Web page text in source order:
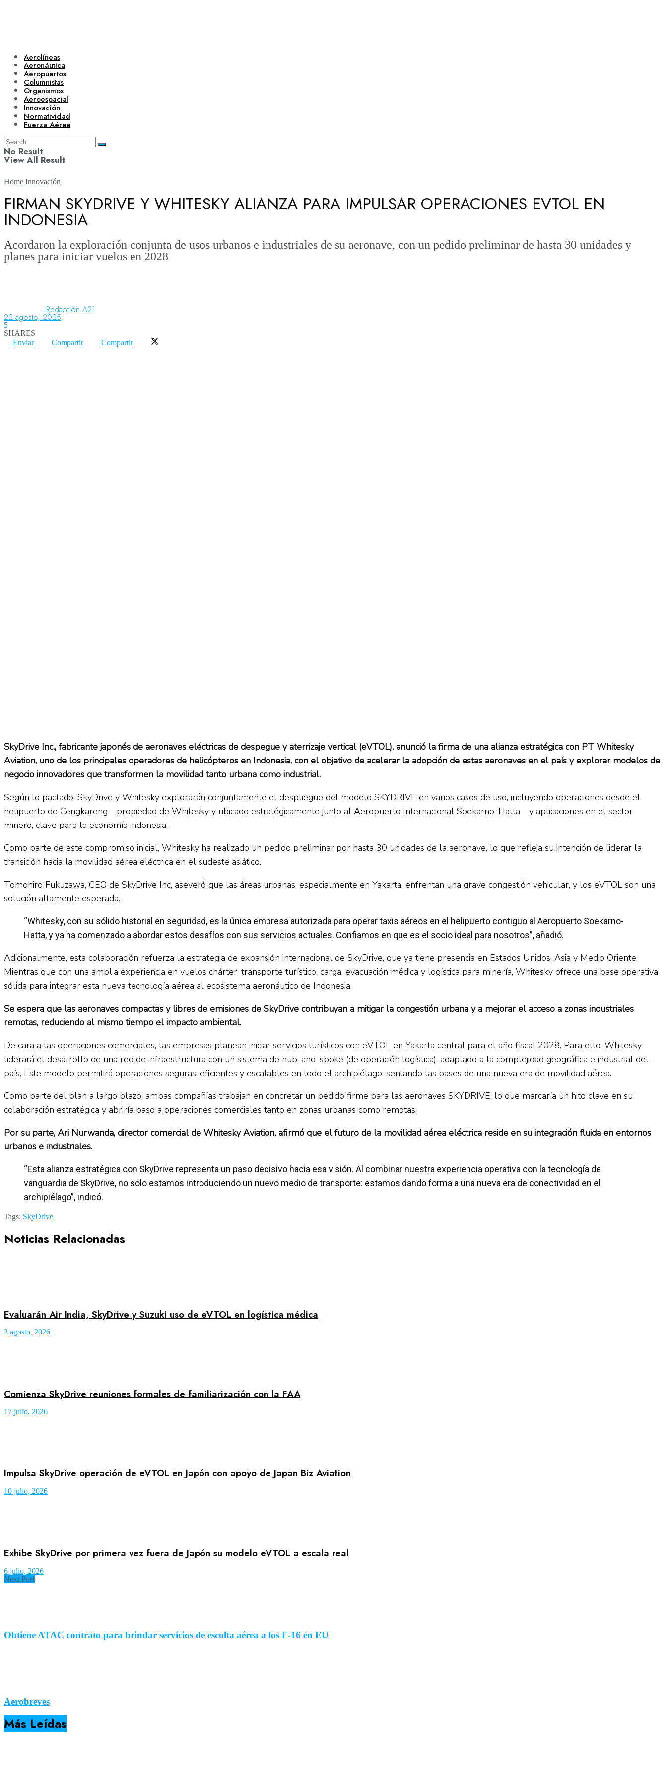
Aerolíneas
Aeronáutica
Aeropuertos
Columnistas
Organismos
Aeroespacial
Innovación
Normatividad
Fuerza Aérea
No Result
View All Result
Aerolíneas
Aeronáutica
Columnistas
Home Innovación
FIRMAN SKYDRIVE Y WHITESKY ALIANZA PARA IMPULSAR OPERACIONES EVTOL EN
INDONESIA
Acordaron la exploración conjunta de usos urbanos e industriales de su aeronave, con un pedido preliminar de hasta 30 unidades y
planes para iniciar vuelos en 2028
Redacción A21
22 agosto, 2025
5
SHARES
Enviar
Compartir Compartir
SkyDrive Inc., fabricante japonés de aeronaves eléctricas de despegue y aterrizaje vertical (eVTOL), anunció la firma de una alianza estratégica con PT Whitesky
Aviation, uno de los principales operadores de helicópteros en Indonesia, con el objetivo de acelerar la adopción de estas aeronaves en el país y explorar modelos de
negocio innovadores que transformen la movilidad tanto urbana como industrial.
Según lo pactado, SkyDrive y Whitesky explorarán conjuntamente el despliegue del modelo SKYDRIVE en varios casos de uso, incluyendo operaciones desde el
helipuerto de Cengkareng—propiedad de Whitesky y ubicado estratégicamente junto al Aeropuerto Internacional Soekarno-Hatta—y aplicaciones en el sector
minero, clave para la economía indonesia.
Como parte de este compromiso inicial, Whitesky ha realizado un pedido preliminar por hasta 30 unidades de la aeronave, lo que refleja su intención de liderar la
transición hacia la movilidad aérea eléctrica en el sudeste asiático.
Tomohiro Fukuzawa, CEO de SkyDrive Inc, aseveró que las áreas urbanas, especialmente en Yakarta, enfrentan una grave congestión vehicular, y los eVTOL son una
solución altamente esperada.
“Whitesky, con su sólido historial en seguridad, es la única empresa autorizada para operar taxis aéreos en el helipuerto contiguo al Aeropuerto Soekarno-
Hatta, y ya ha comenzado a abordar estos desafíos con sus servicios actuales. Confiamos en que es el socio ideal para nosotros”, añadió.
Adicionalmente, esta colaboración refuerza la estrategia de expansión internacional de SkyDrive, que ya tiene presencia en Estados Unidos, Asia y Medio Oriente.
Mientras que con una amplia experiencia en vuelos chárter, transporte turístico, carga, evacuación médica y logística para minería, Whitesky ofrece una base operativa
sólida para integrar esta nueva tecnología aérea al ecosistema aeronáutico de Indonesia.
Se espera que las aeronaves compactas y libres de emisiones de SkyDrive contribuyan a mitigar la congestión urbana y a mejorar el acceso a zonas industriales
remotas, reduciendo al mismo tiempo el impacto ambiental.
De cara a las operaciones comerciales, las empresas planean iniciar servicios turísticos con eVTOL en Yakarta central para el año fiscal 2028. Para ello, Whitesky
liderará el desarrollo de una red de infraestructura con un sistema de hub-and-spoke (de operación logística), adaptado a la complejidad geográfica e industrial del
país. Este modelo permitirá operaciones seguras, eficientes y escalables en todo el archipiélago, sentando las bases de una nueva era de movilidad aérea.
Como parte del plan a largo plazo, ambas compañías trabajan en concretar un pedido firme para las aeronaves SKYDRIVE, lo que marcaría un hito clave en su
colaboración estratégica y abriría paso a operaciones comerciales tanto en zonas urbanas como remotas.
Por su parte, Ari Nurwanda, director comercial de Whitesky Aviation, afirmó que el futuro de la movilidad aérea eléctrica reside en su integración fluida en entornos
urbanos e industriales.
“Esta alianza estratégica con SkyDrive representa un paso decisivo hacia esa visión. Al combinar nuestra experiencia operativa con la tecnología de
vanguardia de SkyDrive, no solo estamos introduciendo un nuevo medio de transporte: estamos dando forma a una nueva era de conectividad en el
archipiélago”, indicó.
Tags: SkyDrive
Noticias Relacionadas
Evaluarán Air India, SkyDrive y Suzuki uso de eVTOL en logística médica
3 agosto, 2026
Comienza SkyDrive reuniones formales de familiarización con la FAA
17 julio, 2026
Impulsa SkyDrive operación de eVTOL en Japón con apoyo de Japan Biz Aviation
10 julio, 2026
Exhibe SkyDrive por primera vez fuera de Japón su modelo eVTOL a escala real
6 julio, 2026
Next Post
Obtiene ATAC contrato para brindar servicios de escolta aérea a los F-16 en EU
Aerobreves
Más Leídas